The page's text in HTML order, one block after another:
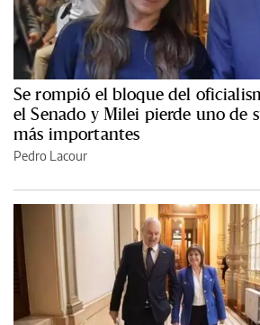
Se rompió el bloque del
el Senado y Milei pierde uno de
más importantes
Pedro Lacour